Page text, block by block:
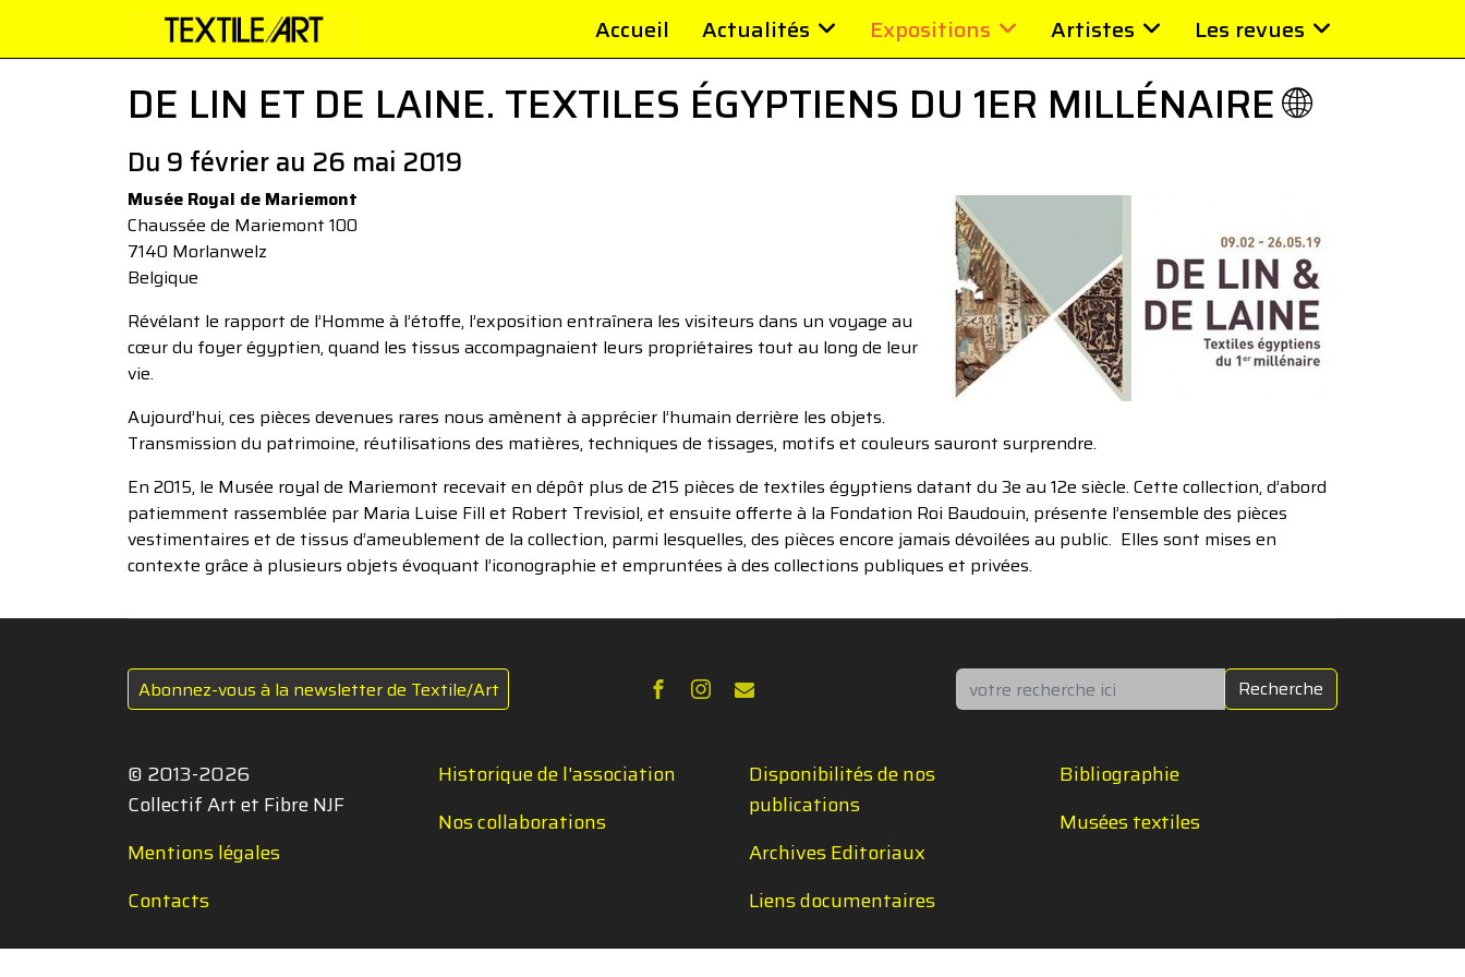
Accueil Actualités Expositions Artistes Les revues
DE LIN ET DE LAINE. TEXTILES ÉGYPTIENS DU 1ER MILLÉNAIRE 🌐
Du 9 février au 26 mai 2019
Musée Royal de Mariemont
Chaussée de Mariemont 100
7140 Morlanwelz
Belgique
Révélant le rapport de l’Homme à l’étoffe, l’exposition entraînera les visiteurs dans un voyage au
cœur du foyer égyptien, quand les tissus accompagnaient leurs propriétaires tout au long de leur
vie.
Aujourd’hui, ces pièces devenues rares nous amènent à apprécier l’humain derrière les objets.
Transmission du patrimoine, réutilisations des matières, techniques de tissages, motifs et couleurs sauront surprendre.
En 2015, le Musée royal de Mariemont recevait en dépôt plus de 215 pièces de textiles égyptiens datant du 3e au 12e siècle. Cette collection, d’abord
patiemment rassemblée par Maria Luise Fill et Robert Trevisiol, et ensuite offerte à la Fondation Roi Baudouin, présente l’ensemble des pièces
vestimentaires et de tissus d’ameublement de la collection, parmi lesquelles, des pièces encore jamais dévoilées au public. Elles sont mises en
contexte grâce à plusieurs objets évoquant l’iconographie et empruntées à des collections publiques et privées.
Abonnez-vous à la newsletter de Textile/Art Rechercher Recherche
© 2013-2026
Collectif Art et Fibre NJF
Mentions légales
Contacts
Historique de l'association
Nos collaborations
Disponibilités de nos
publications
Archives Editoriaux
Liens documentaires
Bibliographie
Musées textiles